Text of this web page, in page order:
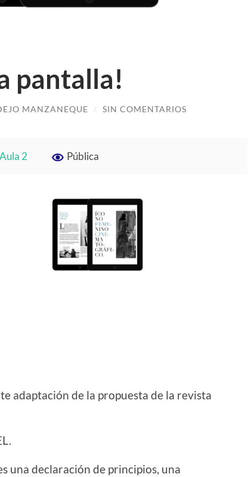
pantalla!
MANZANEQUE / SIN COMENTARIOS
2 Pública
adaptación de la propuesta de la revista
una declaración de principios, una